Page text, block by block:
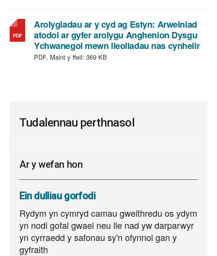
PDF,
maint
ffeil:
Arolygiadau ar y cyd ag Estyn: Arweiniad
atodol ar gyfer arolygu Anghenion Dysgu
Ychwanegol mewn lleoliadau nas cynhelir,
PDF, Maint y ffeil: 369 KB
Tudalennau perthnasol
Ar y wefan hon
Ein dulliau gorfodi
Rydym yn cymryd camau gweithredu os ydym
yn nodi gofal gwael neu lle nad yw darparwyr
yn cyrraedd y safonau sy'n ofynnol gan y
gyfraith